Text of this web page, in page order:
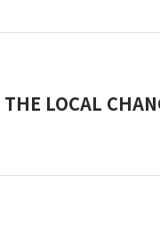
LOCAL